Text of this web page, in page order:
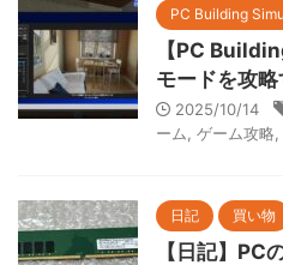
PC Building
【PC
モードを攻略
2025/10/14
ーム
ゲーム攻略
日記 買い物
【日記】PC